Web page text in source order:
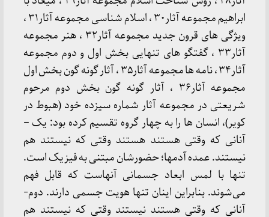
ابراهیم مجموعه آثار۳۰ ، اسلام شناسی مجموعه آثار۳۱ ،
ویژگی های قرون جدید مجموعه آثار۳۲ ، هنر مجموعه
آثار۳۳ ، گفتگو های تنهایی بخش اول و دوم مجموعه
آثار۳۴ ، نامه ها مجموعه آثار۳۵ ، آثار گونه گون بخش اول
مجموعه آثار۳۶ ، آثار گونه گون بخش دوم مرحوم
شریعتی در مجموعه آثار شماره سیزده خود (هبوط در
کویر)، انسان ها را به چهار گروه تقسیم کرده بود: یک –
آنانی که وقتی هستند هستند وقتی که نیستند هم
نیستند. عمده آدمها؛ حضورشان مبتنی به فیزیک است.
تنها با لمس ابعاد جسمانی آنهاست که قابل فهم
می‌شوند. بنابراین اینان تنها هویت جسمی دارند. دوم-
آنانی که وقتی هستند نیستند وقتی که نیستند هم